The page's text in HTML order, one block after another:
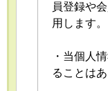
員登録や
用します。
・当個人
ることは